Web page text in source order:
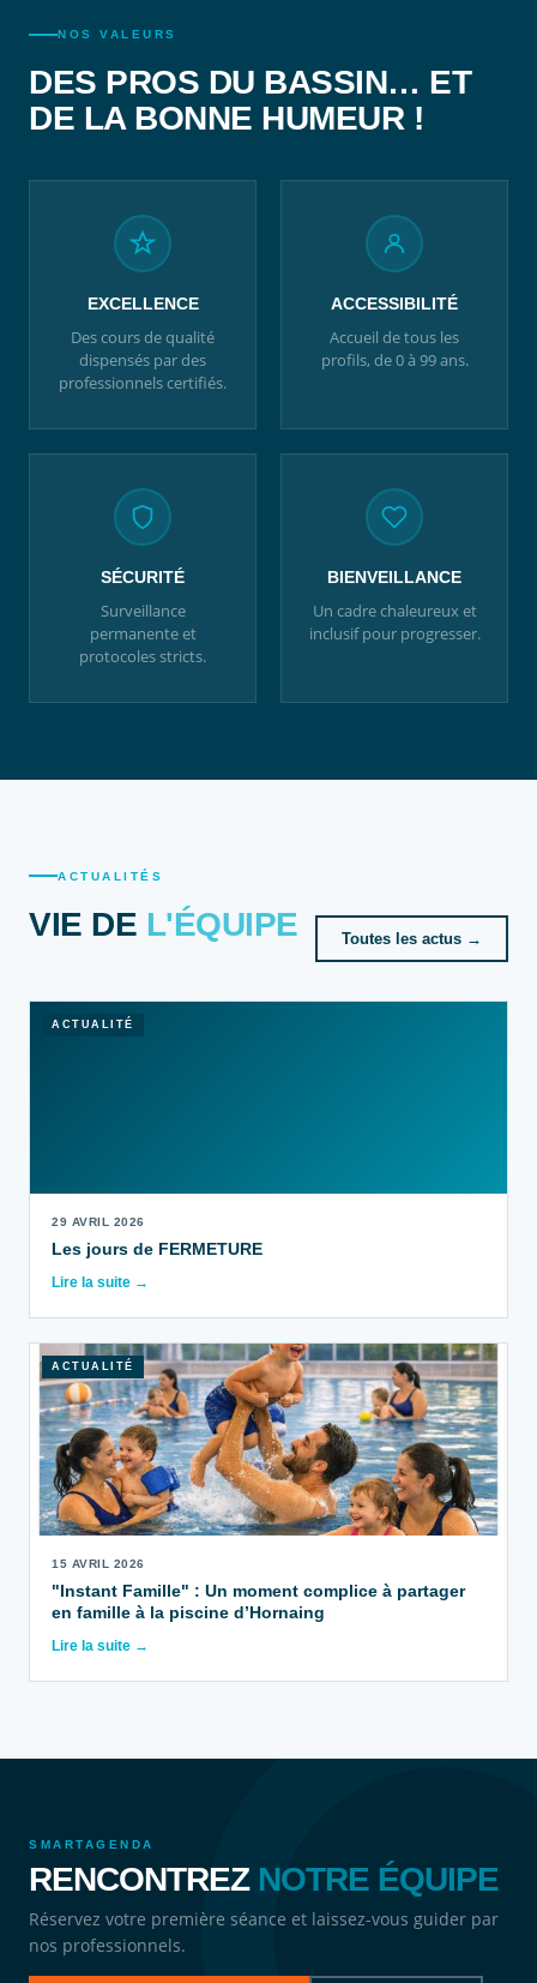
NOS VALEURS
DES PROS DU BASSIN… ET
DE LA BONNE HUMEUR !
EXCELLENCE
Des cours de qualité
dispensés par des
professionnels certifiés.
ACCESSIBILITÉ
Accueil de tous les
profils, de 0 à 99 ans.
SÉCURITÉ
Surveillance
permanente et
protocoles stricts.
BIENVEILLANCE
Un cadre chaleureux et
inclusif pour progresser.
ACTUALITÉS
VIE DE L'ÉQUIPE Toutes les actus →
ACTUALITÉ
29 AVRIL 2026
Les jours de FERMETURE
Lire la suite →
ACTUALITÉ
15 AVRIL 2026
"Instant Famille" : Un moment complice à partager
en famille à la piscine d’Hornaing
Lire la suite →
SMARTAGENDA
RENCONTREZ NOTRE ÉQUIPE
Réservez votre première séance et laissez-vous guider par
nos professionnels.